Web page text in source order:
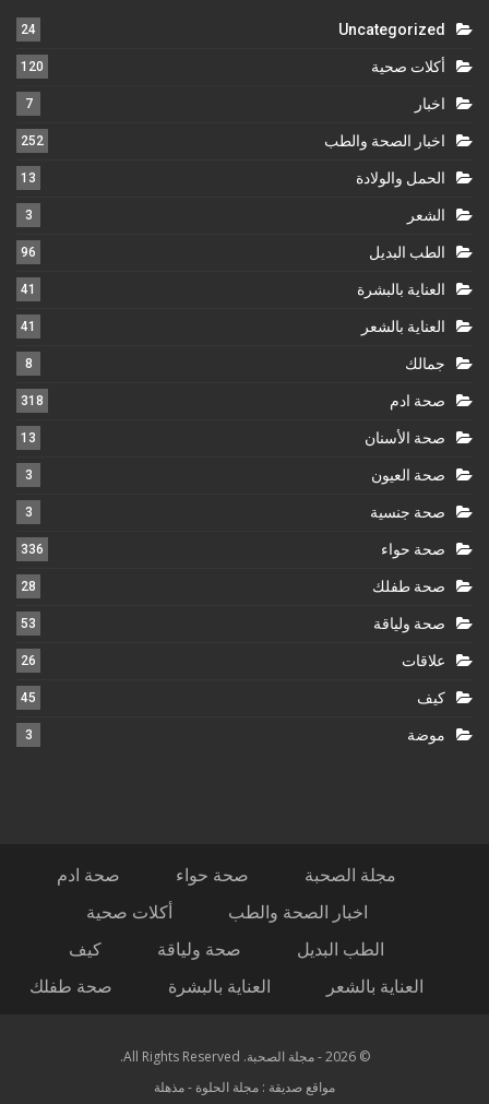
Uncategorized
24
أكلات صحية 120
اخبار 7
اخبار الصحة والطب 252
الحمل والولادة 13
الشعر 3
الطب البديل 96
العناية بالبشرة 41
العناية بالشعر 41
جمالك 8
صحة ادم 318
صحة الأسنان 13
صحة العيون 3
صحة جنسية 3
صحة حواء 336
صحة طفلك 28
صحة ولياقة 53
علاقات 26
كيف 45
موضة 3
مجلة الصحبة صحة حواء
صحة ادم
اخبار الصحة والطب
أكلات صحية
الطب البديل
صحة ولياقة
كيف
العناية بالشعر
العناية بالبشرة صحة طفلك
© 2026 - مجلة الصحبة. All Rights Reserved.
مواقع صديقة : مجلة الحلوة -مذهلة